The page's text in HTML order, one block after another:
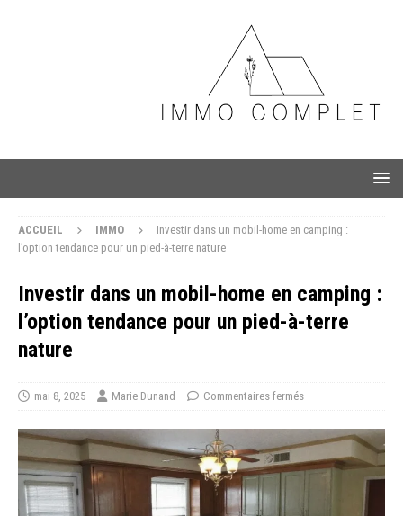
ACCUEIL IMMO
Investir dans un mobil-home en camping :
l’option tendance pour un pied-à-terre nature
Investir dans un mobil-home en camping :
l’option tendance pour un pied-à-terre
nature
mai 8, 2025 Marie Dunand Commentaires fermés